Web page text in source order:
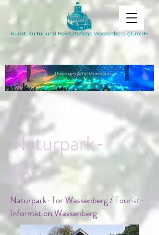
Kunst, Kultur und Heimatpflege Wassenberg gGmbH
UnvergesslicheMomente
Naturpark-
Tor
Naturpark-Tor Wassenberg / Tourist-
Information Wassenberg